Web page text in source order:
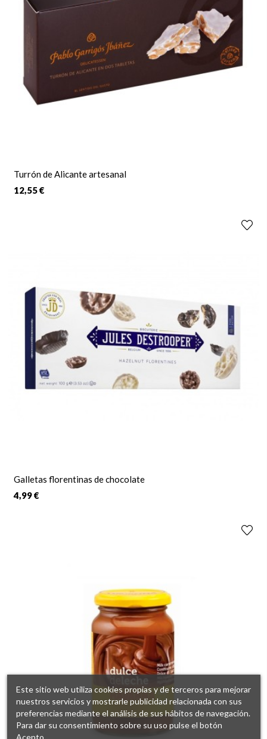
Turrón de Alicante artesanal
12,55 €
Galletas florentinas de chocolate
4,99 €
Este sitio web utiliza cookies propias y de terceros para mejorar
nuestros servicios y mostrarle publicidad relacionada con sus
preferencias mediante el análisis de sus hábitos de navegación.
Para dar su consentimiento sobre su uso pulse el botón
Acepto.